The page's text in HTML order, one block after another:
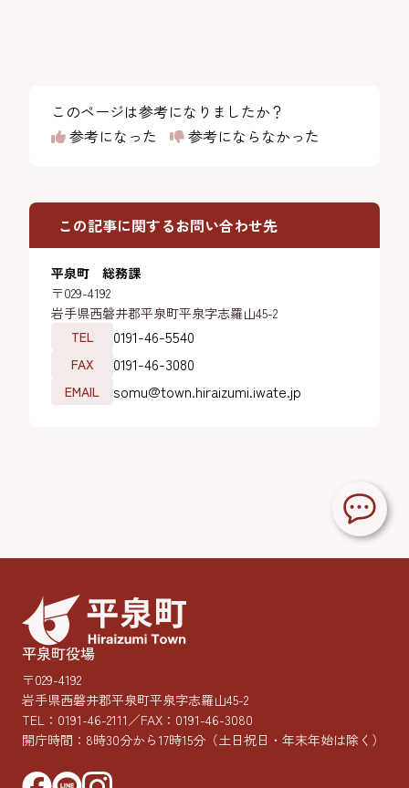
このページは参考になりましたか？
参考になった
参考にならなかった
この記事に関するお問い合わせ先
平泉町 総務課
〒029-4192
岩手県西磐井郡平泉町平泉字志羅山45-2
TEL
0191-46-5540
FAX 0191-46-3080
EMAIL somu@town.hiraizumi.iwate.jp
平泉町役場
〒029-4192
岩手県西磐井郡平泉町平泉字志羅山45-2
TEL： 0191-46-2111／FAX：0191-46-3080
開庁時間：8時30分から17時15分 （土日祝日・年末年始は除く）